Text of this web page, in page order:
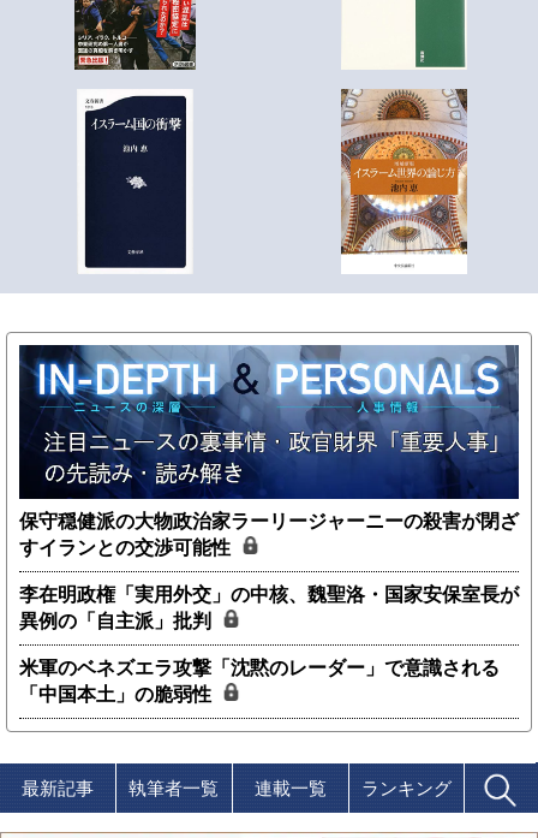
保守穏健派の大物政治家ラーリージャーニーの殺害が閉ざ
すイランとの交渉可能性
李在明政権「実用外交」の中核、魏聖洛・国家安保室長が
異例の「自主派」批判
米軍のベネズエラ攻撃「沈黙のレーダー」で意識される
「中国本土」の脆弱性
最新記事 執筆者一覧 連載一覧 ランキング